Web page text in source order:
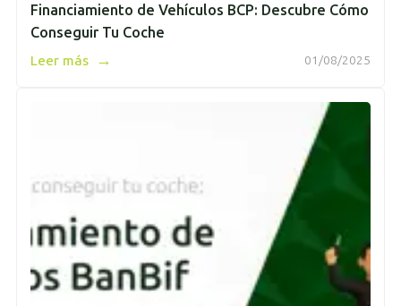
Financiamiento de Vehículos BCP: Descubre Cómo
Conseguir Tu Coche
01/08/2025
Leer más →